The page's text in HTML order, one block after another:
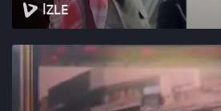
İZLE